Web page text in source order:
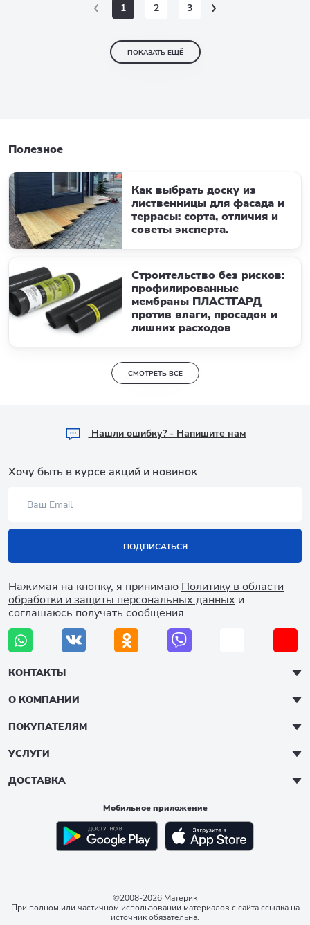
1 2 3
ПОКАЗАТЬ ЕЩЁ
Полезное
Как выбрать доску из
лиственницы для фасада и
террасы: сорта, отличия и
советы эксперта.
Строительство без рисков:
профилированные
мембраны ПЛАСТГАРД
против влаги, просадок и
лишних расходов
СМОТРЕТЬ ВСЕ
Hашли ошибку? - Напишите нам
Хочу быть в курсе акций и новинок
ПОДПИСАТЬСЯ
Нажимая на кнопку, я принимаю Политику в области
обработки и защиты персональных данных и
соглашаюсь получать сообщения.
КОНТАКТЫ
О КОМПАНИИ
ПОКУПАТЕЛЯМ
УСЛУГИ
ДОСТАВКА
Мобильное приложение
©2008-2026 Материк
При полном или частичном использовании материалов с сайта ссылка на
источник обязательна.